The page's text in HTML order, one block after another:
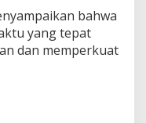
bahwa
yang tepat
dan memperkuat